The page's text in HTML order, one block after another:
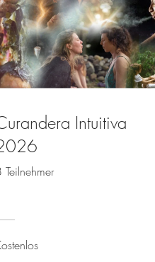
Intuitiva
Teilnehmer